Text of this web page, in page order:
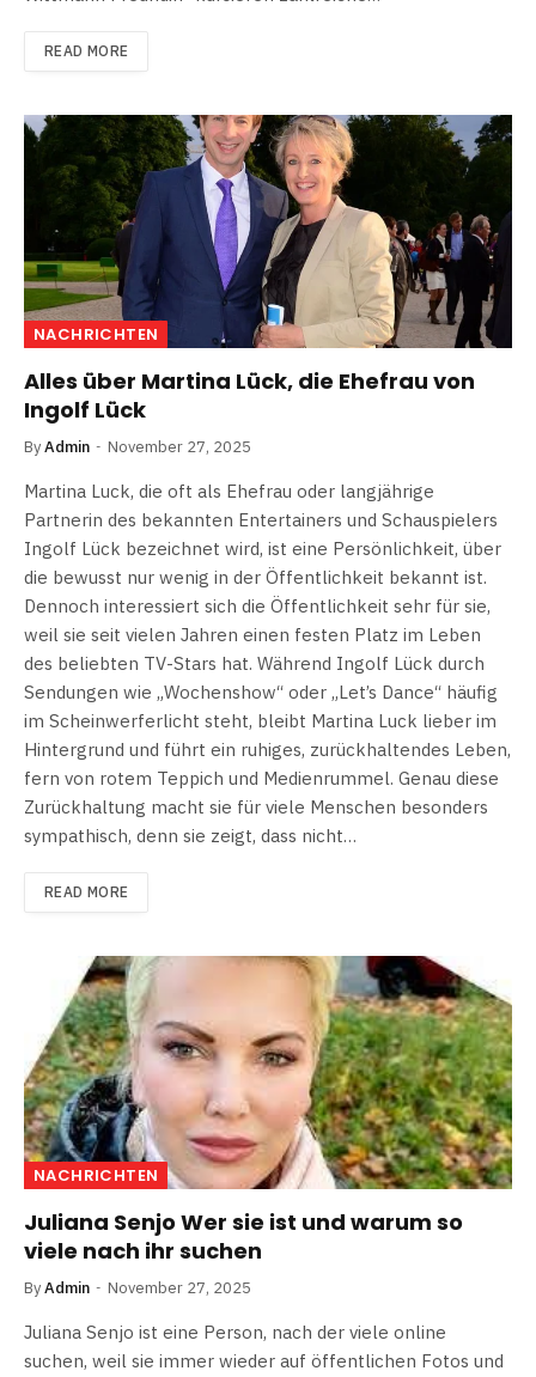
READ MORE
NACHRICHTEN
Alles über Martina Lück, die Ehefrau von
Ingolf Lück
ByAdmin November 27, 2025
Martina Luck, die oft als Ehefrau oder langjährige
Partnerin des bekannten Entertainers und Schauspielers
Ingolf Lück bezeichnet wird, ist eine Persönlichkeit, über
die bewusst nur wenig in der Öffentlichkeit bekannt ist.
Dennoch interessiert sich die Öffentlichkeit sehr für sie,
weil sie seit vielen Jahren einen festen Platz im Leben
des beliebten TV-Stars hat. Während Ingolf Lück durch
Sendungen wie „Wochenshow“ oder „Let’s Dance“ häufig
im Scheinwerferlicht steht, bleibt Martina Luck lieber im
Hintergrund und führt ein ruhiges, zurückhaltendes Leben,
fern von rotem Teppich und Medienrummel. Genau diese
Zurückhaltung macht sie für viele Menschen besonders
sympathisch, denn sie zeigt, dass nicht…
READ MORE
NACHRICHTEN
Juliana Senjo Wer sie ist und warum so
viele nach ihr suchen
ByAdmin November 27, 2025
Juliana Senjo ist eine Person, nach der viele online
suchen, weil sie immer wieder auf öffentlichen Fotos und